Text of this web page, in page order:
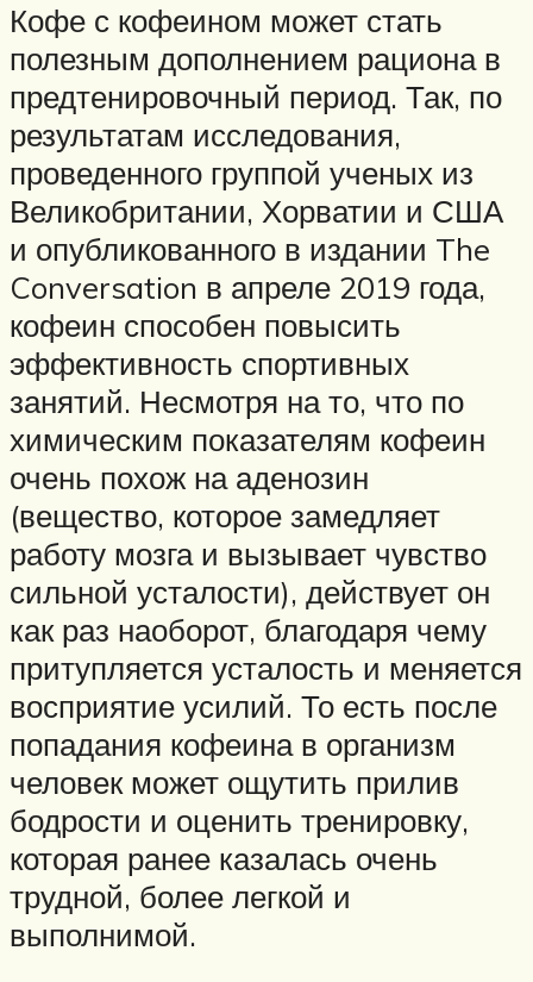
Кофе с кофеином может стать
полезным дополнением рациона в
предтенировочный период. Так, по
результатам исследования,
проведенного группой ученых из
Великобритании, Хорватии и США
и опубликованного в издании The
Conversation в апреле 2019 года,
кофеин способен повысить
эффективность спортивных
занятий. Несмотря на то, что по
химическим показателям кофеин
очень похож на аденозин
(вещество, которое замедляет
работу мозга и вызывает чувство
сильной усталости), действует он
как раз наоборот, благодаря чему
притупляется усталость и меняется
восприятие усилий. То есть после
попадания кофеина в организм
человек может ощутить прилив
бодрости и оценить тренировку,
которая ранее казалась очень
трудной, более легкой и
выполнимой.